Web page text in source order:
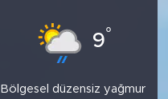
9°
Bölgesel düzensiz yağmur